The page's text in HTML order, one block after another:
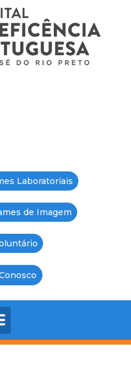
Laboratoriais
de Imagem